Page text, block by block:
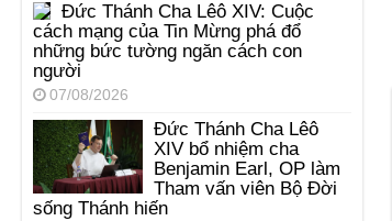
Đức Thánh Cha Lêô XIV: Cuộc
cách mạng của Tin Mừng phá đổ
những bức tường ngăn cách con
người
07/08/2026
Đức Thánh Cha Lêô
XIV bổ nhiệm cha
Benjamin Earl, OP làm
Tham vấn viên Bộ Đời
sống Thánh hiến